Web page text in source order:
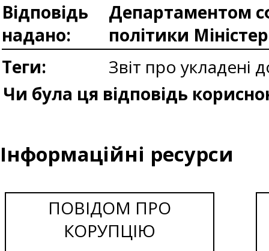
Відповідь
надано:
Департаментом
політики
Теги:
Звіт про укладені
Чи була ця відповідь
Інформаційні ресурси
ПОВІДОМ ПРО
КОРУПЦІЮ